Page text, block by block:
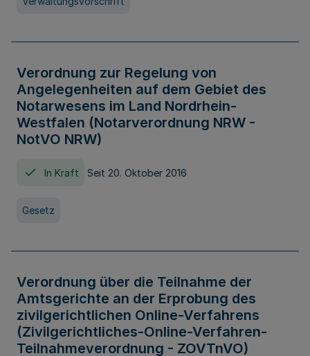
Verordnung zur Regelung von
Angelegenheiten auf dem Gebiet des
Notarwesens im Land Nordrhein-
Westfalen (Notarverordnung NRW -
NotVO NRW)
In Kraft Seit 20. Oktober 2016
Gesetz
Verordnung über die Teilnahme der
Amtsgerichte an der Erprobung des
zivilgerichtlichen Online-Verfahrens
(Zivilgerichtliches-Online-Verfahren-
Teilnahmeverordnung - ZOVTnVO)